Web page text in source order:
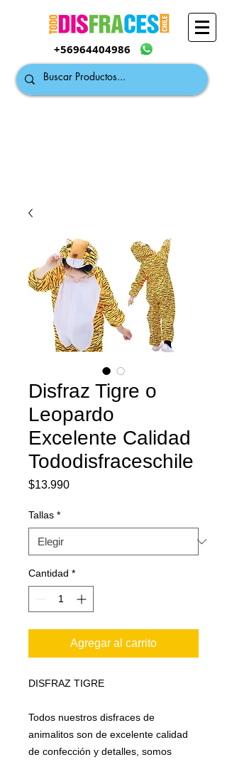
+56964404986
Disfraz Tigre o
Leopardo
Excelente Calidad
Tododisfraceschile
$13.990Precio
Tallas *
Cantidad *
Agregar al carrito
DISFRAZ TIGRE
Todos nuestros disfraces de
animalitos son de excelente calidad
de confección y detalles, somos